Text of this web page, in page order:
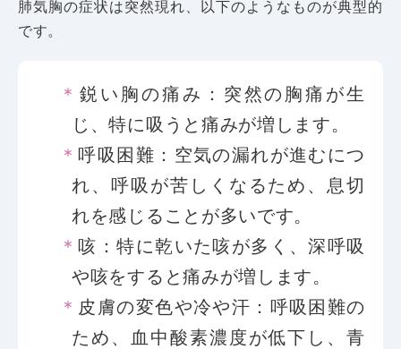
肺気胸の症状は突然現れ、以下のようなものが典型的
です。
鋭い胸の痛み：突然の胸痛が生
じ、特に吸うと痛みが増します。
呼吸困難：空気の漏れが進むにつ
れ、呼吸が苦しくなるため、息切
れを感じることが多いです。
咳：特に乾いた咳が多く、深呼吸
や咳をすると痛みが増します。
皮膚の変色や冷や汗：呼吸困難の
ため、血中酸素濃度が低下し、青